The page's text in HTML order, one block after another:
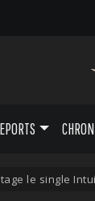
le single